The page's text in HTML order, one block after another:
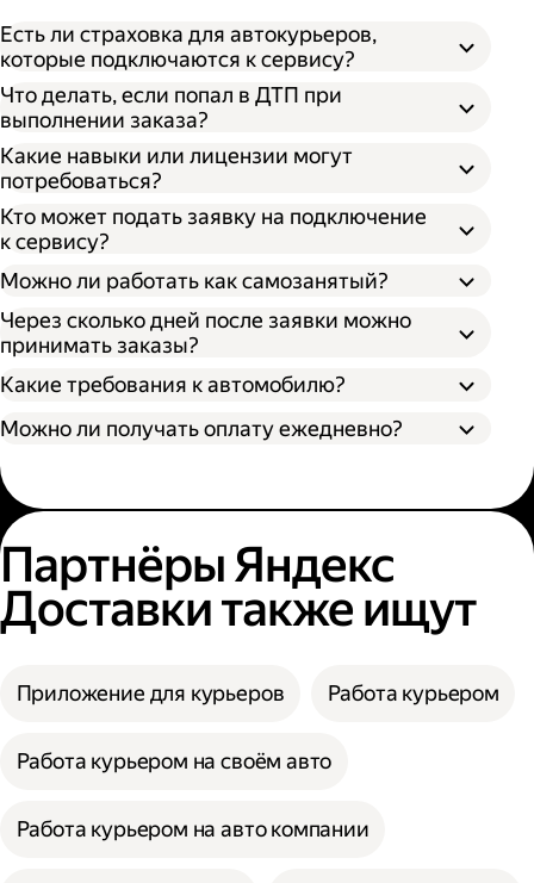
Есть ли страховка для автокурьеров,
которые подключаются к сервису?
Что делать, если попал в ДТП при
выполнении заказа?
Какие навыки или лицензии могут
потребоваться?
Кто может подать заявку на подключение
к сервису?
Можно ли работать как самозанятый?
Через сколько дней после заявки можно
принимать заказы?
Какие требования к автомобилю?
Можно ли получать оплату ежедневно?
Партнёры Яндекс
Доставки также ищут
Приложение для курьеров Работа курьером
Работа курьером на своём авто
Работа курьером на авто компании